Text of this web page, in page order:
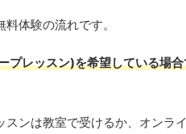
体験の流れです。
プレッスン)を希望している場
ンは教室で受けるか、オンラ